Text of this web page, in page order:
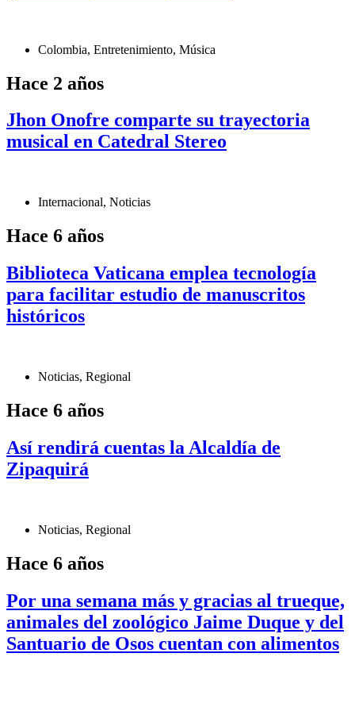
Colombia, Entretenimiento, Música
Hace 2 años
Jhon Onofre comparte su trayectoria
musical en Catedral Stereo
Internacional, Noticias
Hace 6 años
Biblioteca Vaticana emplea tecnología
para facilitar estudio de manuscritos
históricos
Noticias, Regional
Hace 6 años
Así rendirá cuentas la Alcaldía de
Zipaquirá
Noticias, Regional
Hace 6 años
Por una semana más y gracias al trueque,
animales del zoológico Jaime Duque y del
Santuario de Osos cuentan con alimentos